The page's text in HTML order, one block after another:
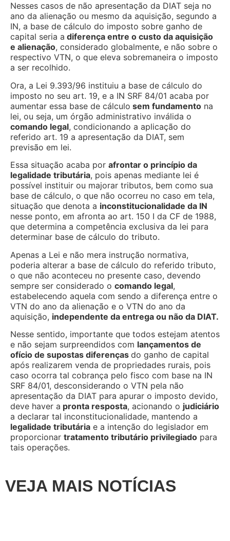
Nesses casos de não apresentação da DIAT seja no
ano da alienação ou mesmo da aquisição, segundo a
IN, a base de cálculo do imposto sobre ganho de
capital seria a diferença entre o custo da aquisição
e alienação, considerado globalmente, e não sobre o
respectivo VTN, o que eleva sobremaneira o imposto
a ser recolhido.
Ora, a Lei 9.393/96 instituiu a base de cálculo do
imposto no seu art. 19, e a IN SRF 84/01 acaba por
aumentar essa base de cálculo sem fundamento na
lei, ou seja, um órgão administrativo inválida o
comando legal, condicionando a aplicação do
referido art. 19 a apresentação da DIAT, sem
previsão em lei.
Essa situação acaba por afrontar o princípio da
legalidade tributária, pois apenas mediante lei é
possível instituir ou majorar tributos, bem como sua
base de cálculo, o que não ocorreu no caso em tela,
situação que denota a inconstitucionalidade da IN
nesse ponto, em afronta ao art. 150 I da CF de 1988,
que determina a competência exclusiva da lei para
determinar base de cálculo do tributo.
Apenas a Lei e não mera instrução normativa,
poderia alterar a base de cálculo do referido tributo,
o que não aconteceu no presente caso, devendo
sempre ser considerado o comando legal,
estabelecendo aquela com sendo a diferença entre o
VTN do ano da alienação e o VTN do ano da
aquisição, independente da entrega ou não da DIAT.
Nesse sentido, importante que todos estejam atentos
e não sejam surpreendidos com lançamentos de
ofício de supostas diferenças do ganho de capital
após realizarem venda de propriedades rurais, pois
caso ocorra tal cobrança pelo fisco com base na IN
SRF 84/01, desconsiderando o VTN pela não
apresentação da DIAT para apurar o imposto devido,
deve haver a pronta resposta, acionando o judiciário
a declarar tal inconstitucionalidade, mantendo a
legalidade tributária e a intenção do legislador em
proporcionar tratamento tributário privilegiado para
tais operações.
VEJA MAIS NOTÍCIAS